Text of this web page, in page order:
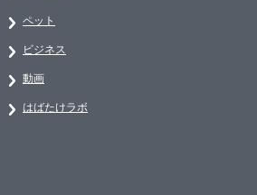
ペット
ビジネス
動画
はばたけラボ